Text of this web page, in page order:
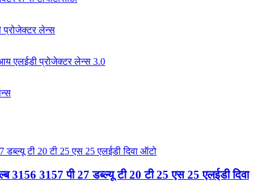
3156 3157 पी 27 डब्ल्यू टी 20 टी 25 एस 25 एलईडी दिवा